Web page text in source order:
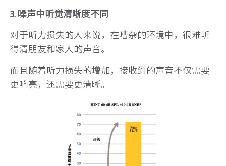
3. 噪声中听觉清晰度不同
对于听力损失的人来说，在嘈杂的环境中，很难听
得清朋友和家人的声音。
而且随着听力损失的增加，接收到的声音不仅需要
更响亮，还需要更清晰。